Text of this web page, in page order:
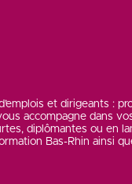
et dirigeants :
accompagne dans
diplômantes ou en
Bas-Rhin ainsi